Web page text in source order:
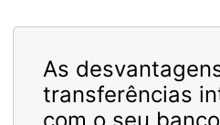
As
transferências